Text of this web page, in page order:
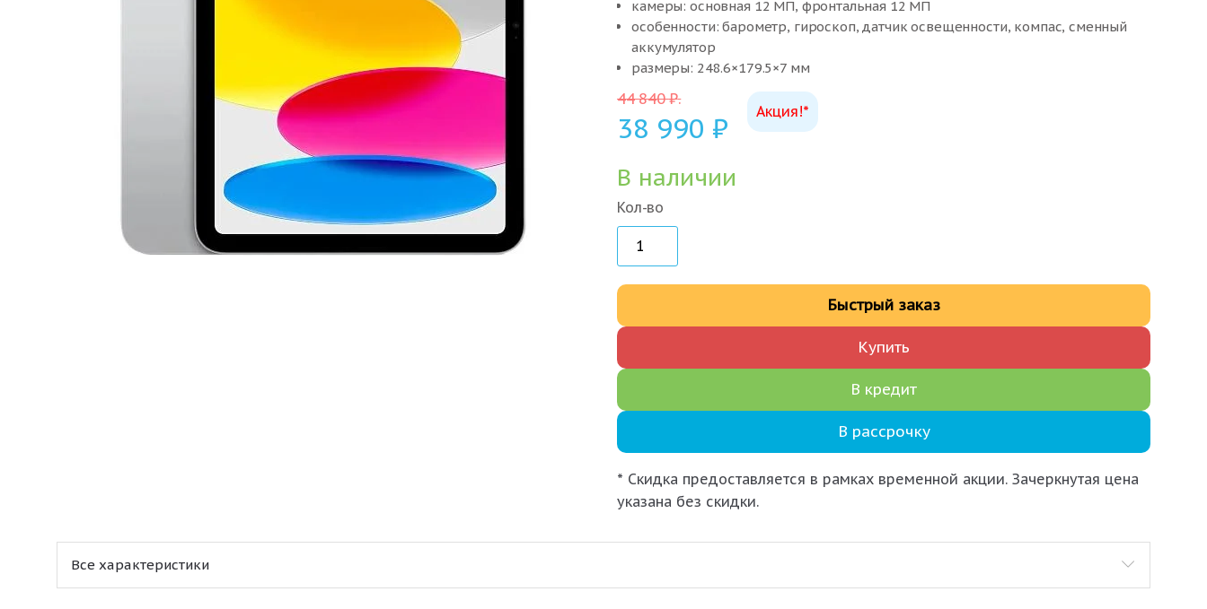
камеры: основная 12 МП, фронтальная 12 МП
особенности: барометр, гироскоп, датчик освещенности, компас, сменный
аккумулятор
размеры: 248.6×179.5×7 мм
Акция!*
44 840₽.
38 990 ₽
В наличии
Кол-во
Купить
Быстрый заказ
В кредит
В рассрочку
* Скидка предоставляется в рамках временной акции. Зачеркнутая цена
указана без скидки.
Все характеристики